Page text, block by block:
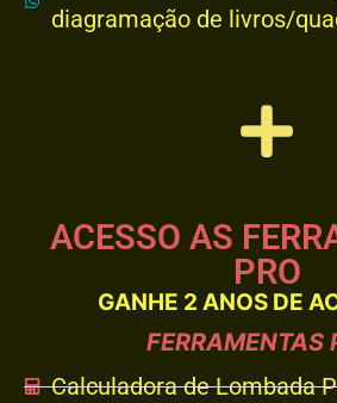
diagramação de livros/
ACESSO AS
PRO
GANHE 2 ANOS DE
FERRAMENTAS
Calculadora de Lombada